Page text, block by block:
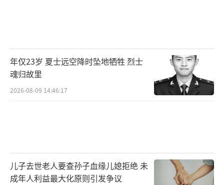
年仅23岁 夏士远空降时坠地牺牲 烈士
魂归故里
2026-08-09 14:46:17
儿子去世老人要查孙子血缘儿媳拒绝 未
成年人利益最大化原则引发争议